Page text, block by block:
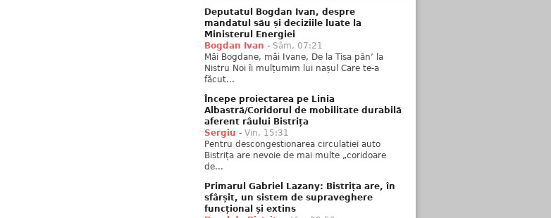
Deputatul Bogdan Ivan, despre
mandatul său și deciziile luate la
Ministerul Energiei
Bogdan Ivan - Sâm, 07:21
Măi Bogdane, măi Ivane, De la Tisa pân’ la
Nistru Noi îi mulțumim lui nașul Care te-a
făcut...
Începe proiectarea pe Linia
Albastră/Coridorul de mobilitate durabilă
aferent râului Bistrița
Sergiu - Vin, 15:31
Pentru descongestionarea circulatiei auto
Bistrița are nevoie de mai multe „coridoare
de...
Primarul Gabriel Lazany: Bistrița are, în
sfârșit, un sistem de supraveghere
funcțional și extins